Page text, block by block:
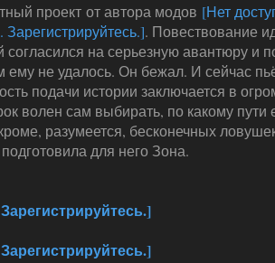
проект от автора модов [Нет
Зарегистрируйтесь.]. Повествование
на серьезную авантюру и
ему не удалось. Он бежал. И сейчас
подачи истории заключается в
волен сам выбирать, по какому пути
разумеется, бесконечных
для него Зона.